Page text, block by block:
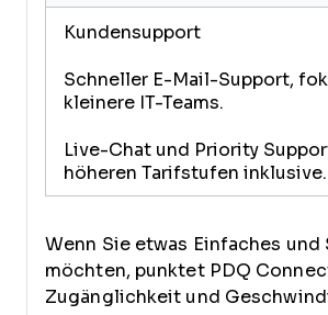
Kundensupport
Schneller E-Mail-Support,
kleinere IT-Teams.
Live-Chat und Priority
höheren Tarifstufen inklusive.
Wenn Sie etwas Einfaches und
möchten, punktet PDQ
Zugänglichkeit und